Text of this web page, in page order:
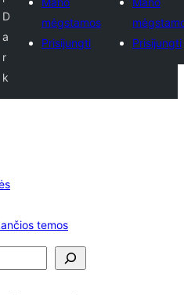
D
a
r
k
mėgstamos
Prisijungti
Prisijungti
temos